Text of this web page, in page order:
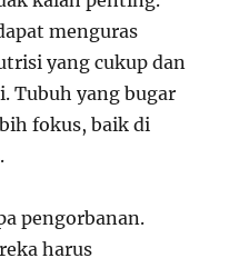
menguras
yang cukup dan
Tubuh yang bugar
fokus, baik di
pengorbanan.
harus